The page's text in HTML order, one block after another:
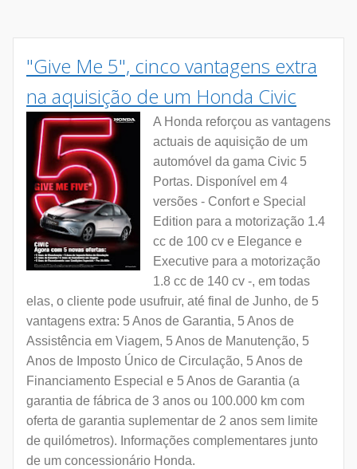
"Give Me 5", cinco vantagens extra
na aquisição de um Honda Civic
A Honda reforçou as vantagens
actuais de aquisição de um
automóvel da gama Civic 5
Portas. Disponível em 4
versões - Confort e Special
Edition para a motorização 1.4
cc de 100 cv e Elegance e
Executive para a motorização
1.8 cc de 140 cv -, em todas
elas, o cliente pode usufruir, até final de Junho, de 5
vantagens extra: 5 Anos de Garantia, 5 Anos de
Assistência em Viagem, 5 Anos de Manutenção, 5
Anos de Imposto Único de Circulação, 5 Anos de
Financiamento Especial e 5 Anos de Garantia (a
garantia de fábrica de 3 anos ou 100.000 km com
oferta de garantia suplementar de 2 anos sem limite
de quilómetros). Informações complementares junto
de um concessionário Honda.